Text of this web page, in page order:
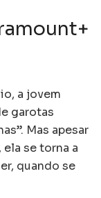
a jovem
garotas
Mas apesar
se torna a
quando se